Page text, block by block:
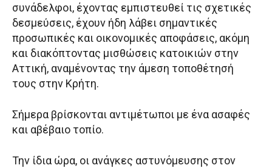
συνάδελφοι, έχοντας εμπιστευθεί τις σχετικές
δεσμεύσεις, έχουν ήδη λάβει σημαντικές
προσωπικές και οικονομικές αποφάσεις, ακόμη
και διακόπτοντας μισθώσεις κατοικιών στην
Αττική, αναμένοντας την άμεση τοποθέτησή
τους στην Κρήτη.
Σήμερα βρίσκονται αντιμέτωποι με ένα ασαφές
και αβέβαιο τοπίο.
Την ίδια ώρα, οι ανάγκες αστυνόμευσης στον